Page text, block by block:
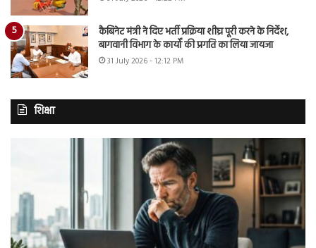
कैबिनेट मंत्री ने दिए भर्ती प्रक्रिया शीघ्र पूरी करने के निर्देश,
बागवानी विभाग के कार्यों की प्रगति का लिया जायजा
31 July 2026 - 12:12 PM
शिक्षा